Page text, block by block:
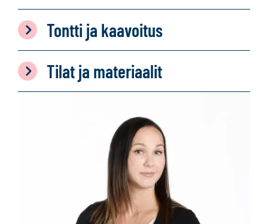
Tontti ja kaavoitus
Tilat ja materiaalit